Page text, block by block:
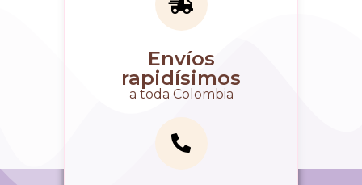
Envíos
rapidísimos
a toda Colombia